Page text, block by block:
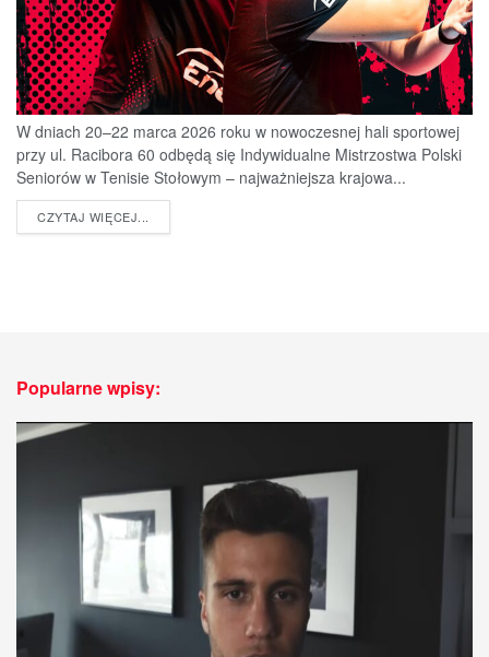
W dniach 20–22 marca 2026 roku w nowoczesnej hali sportowej
przy ul. Racibora 60 odbędą się Indywidualne Mistrzostwa Polski
Seniorów w Tenisie Stołowym – najważniejsza krajowa...
CZYTAJ WIĘCEJ...
Popularne wpisy: